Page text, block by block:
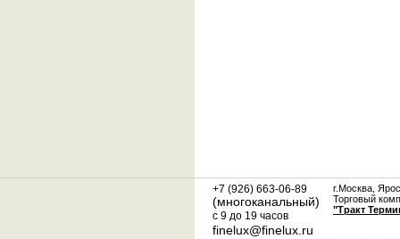
+7 (926) 663-06-89
(многоканальный)
с 9 до 19 часов
finelux@finelux.ru
г.Москва,
Торговый
"Тракт